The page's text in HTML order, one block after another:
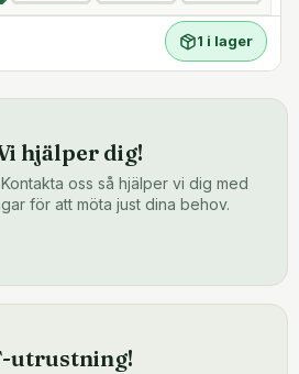
1 i lager
hjälper dig!
oss så hjälper vi dig med
för att möta just dina behov.
utrustning!